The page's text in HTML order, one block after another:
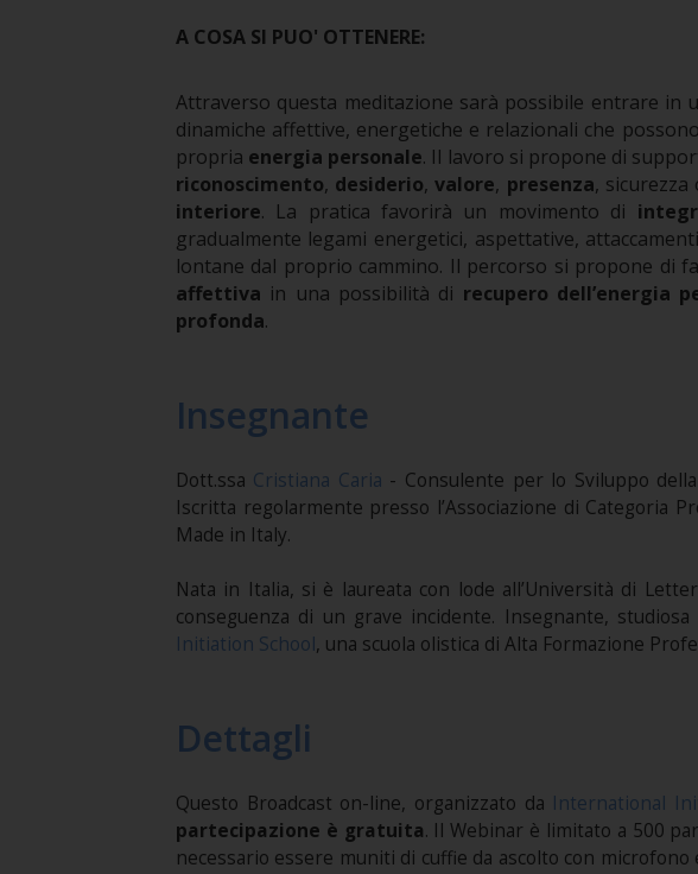
A COSA SI PUO' OTTENERE:
Attraverso questa meditazione sarà possibile entrare in
dinamiche affettive, energetiche e relazionali che
propria energia personale. Il lavoro si propone di
riconoscimento, desiderio,valore, presenza,
interiore. La pratica favorirà un movimento di
gradualmente legami energetici, aspettative,
lontane dal proprio cammino. Il percorso si propone di
affettiva in una possibilità di recupero dell’energia
profonda.
Insegnante
Dott.ssa Cristiana Caria - Consulente per lo Sviluppo
Iscritta regolarmente presso l’Associazione di Categoria
Made in Italy.
Nata in Italia, si è laureata con lode all’Università di
conseguenza di un grave incidente. Insegnante,
Initiation School, una scuola olistica di Alta Formazione
Dettagli
Questo Broadcast on-line, organizzato da International
partecipazione è gratuita. Il Webinar è limitato a 500
necessario essere muniti di cuffie da ascolto con